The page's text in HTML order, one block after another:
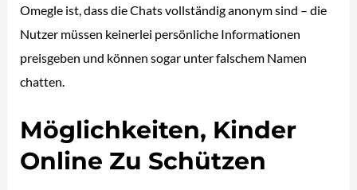
Omegle ist, dass die Chats vollständig anonym sind – die
Nutzer müssen keinerlei persönliche Informationen
preisgeben und können sogar unter falschem Namen
chatten.
Möglichkeiten, Kinder
Online Zu Schützen